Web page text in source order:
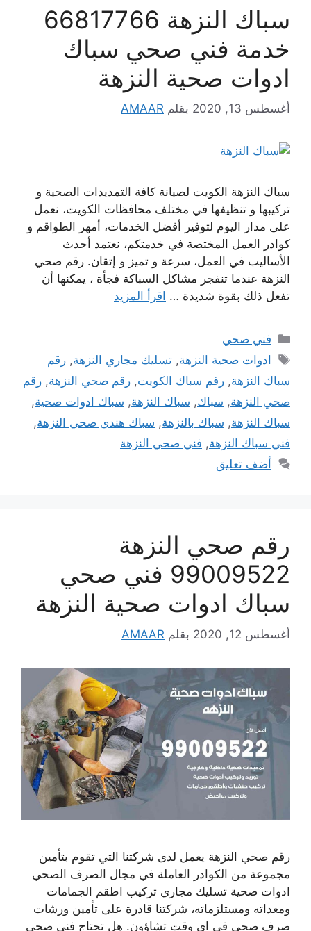
سباك النزهة 66817766
خدمة فني صحي سباك
ادوات صحية النزهة
أغسطس 13, 2020 بقلم AMAAR
سباك النزهة الكويت لصيانة كافة التمديدات الصحية و
تركيبها و تنظيفها في مختلف محافظات الكويت، نعمل
على مدار اليوم لتوفير أفضل الخدمات، أمهر الطواقم و
كوادر العمل المختصة في خدمتكم، نعتمد أحدث
الأساليب في العمل، سرعة و تميز و إتقان. رقم صحي
النزهة عندما تنفجر مشاكل السباكة فجأة ، يمكنها أن
تفعل ذلك بقوة شديدة … اقرأ المزيد
التصنيفات
فني صحي
الوسوم
ادوات صحية النزهة,تسليك مجاري النزهة,رقم
سباك النزهة, رقم سباك الكويت, رقم صحي النزهة, رقم
صحي النزهة, سباك, سباك النزهة, سباك ادوات صحية,
سباك النزهة, سباك بالنزهة, سباك هندي صحي النزهة,
فني سباك النزهة, فني صحي النزهة
أضف تعليق
رقم صحي النزهة
99009522 فني صحي
سباك ادوات صحية النزهة
أغسطس 12, 2020 بقلم AMAAR
رقم صحي النزهة يعمل لدى شركتنا التي تقوم بتأمين
مجموعة من الكوادر العاملة في مجال الصرف الصحي
ادوات صحية تسليك مجاري تركيب اطقم الجمامات
ومعداته ومستلزماته، شركتنا قادرة على تأمين ورشات
صرف صحي في اي وقت تشاؤون. هل تحتاج فني صحي